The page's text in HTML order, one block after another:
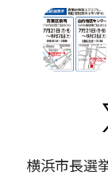
横浜市長選